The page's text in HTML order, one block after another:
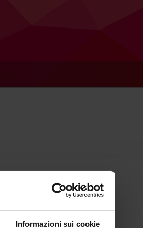
Informazioni sui cookie
68/2015)